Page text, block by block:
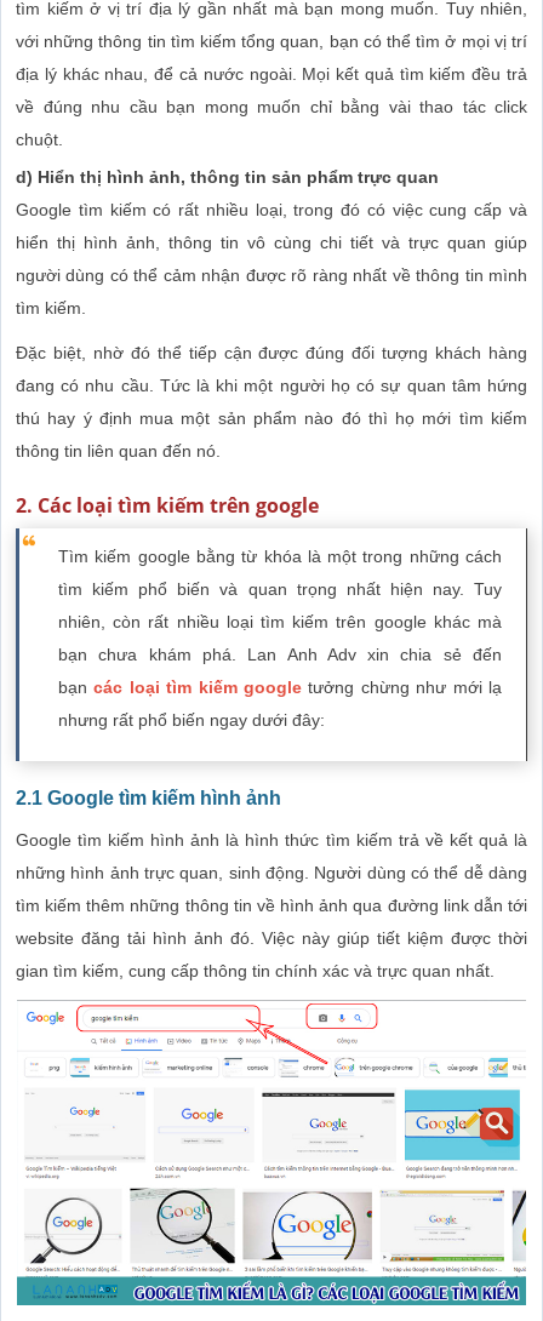
tìm kiếm ở vị trí địa lý gần nhất mà bạn mong muốn. Tuy nhiên,
với những thông tin tìm kiếm tổng quan, bạn có thể tìm ở mọi vị trí
địa lý khác nhau, để cả nước ngoài. Mọi kết quả tìm kiếm đều trả
về đúng nhu cầu bạn mong muốn chỉ bằng vài thao tác click
chuột.
d) Hiển thị hình ảnh, thông tin sản phẩm trực quan
Google tìm kiếm có rất nhiều loại, trong đó có việc cung cấp và
hiển thị hình ảnh, thông tin vô cùng chi tiết và trực quan giúp
người dùng có thể cảm nhận được rõ ràng nhất về thông tin mình
tìm kiếm.
Đặc biệt, nhờ đó thể tiếp cận được đúng đối tượng khách hàng
đang có nhu cầu. Tức là khi một người họ có sự quan tâm hứng
thú hay ý định mua một sản phẩm nào đó thì họ mới tìm kiếm
thông tin liên quan đến nó.
2. Các loại tìm kiếm trên google
Tìm kiếm google bằng từ khóa là một trong những cách
tìm kiếm phổ biến và quan trọng nhất hiện nay. Tuy
nhiên, còn rất nhiều loại tìm kiếm trên google khác mà
bạn chưa khám phá. Lan Anh Adv xin chia sẻ đến
bạncác loại tìm kiếm google tưởng chừng như mới lạ
nhưng rất phổ biến ngay dưới đây:
2.1 Google tìm kiếm hình ảnh
Google tìm kiếm hình ảnh là hình thức tìm kiếm trả về kết quả là
những hình ảnh trực quan, sinh động. Người dùng có thể dễ dàng
tìm kiếm thêm những thông tin về hình ảnh qua đường link dẫn tới
website đăng tải hình ảnh đó. Việc này giúp tiết kiệm được thời
gian tìm kiếm, cung cấp thông tin chính xác và trực quan nhất.